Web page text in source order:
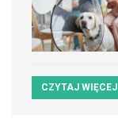
CZYTAJ WIĘCEJ